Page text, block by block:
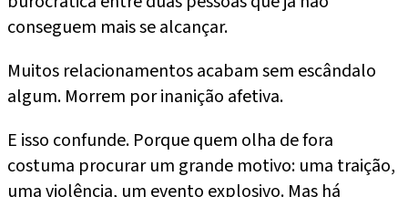
conseguem mais se alcançar.
Muitos relacionamentos acabam sem escândalo
algum. Morrem por inanição afetiva.
E isso confunde. Porque quem olha de fora
costuma procurar um grande motivo: uma traição,
uma violência, um evento explosivo. Mas há